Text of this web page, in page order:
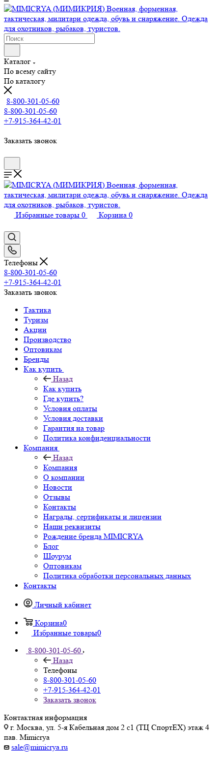
Каталог
По всему сайту
По каталогу
8-800-301-05-60
8-800-301-05-60
+7-915-364-42-01
Заказать звонок
Избранные товары 0 Корзина 0
Телефоны
8-800-301-05-60
+7-915-364-42-01
Заказать звонок
Тактика
Туризм
Акции
Производство
Оптовикам
Бренды
Как купить
Назад
Как купить
Где купить?
Условия оплаты
Условия доставки
Гарантия на товар
Политика конфиденциальности
Компания
Назад
Компания
О компании
Новости
Отзывы
Контакты
Награды, сертификаты и лицензии
Наши реквизиты
Рождение бренда MIMICRYA
Блог
Шоурум
Оптовикам
Политика обработки персональных данных
Контакты
Личный кабинет
Корзина0
Избранные товары0
8-800-301-05-60
Назад
Телефоны
8-800-301-05-60
+7-915-364-42-01
Заказать звонок
Контактная информация
г. Москва, ул. 5-я Кабельная дом 2 с1 (ТЦ СпортEX) этаж 4
пав. Mimicrya
sale@mimicrya.ru